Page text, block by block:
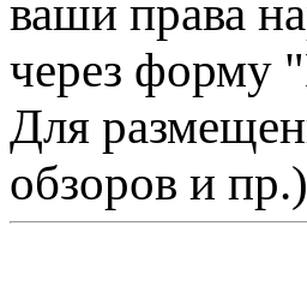
ваши права
через форму
Для
обзоров и